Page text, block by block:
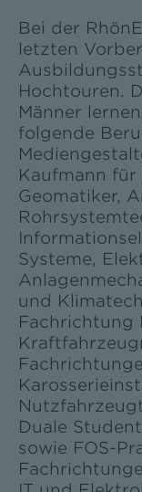
Bei der
letzten
Hochtouren.
Männer
folgende
Kaufmann
Geomatiker,
Systeme,
und
Fachrichtung
Duale
sowie FOS-